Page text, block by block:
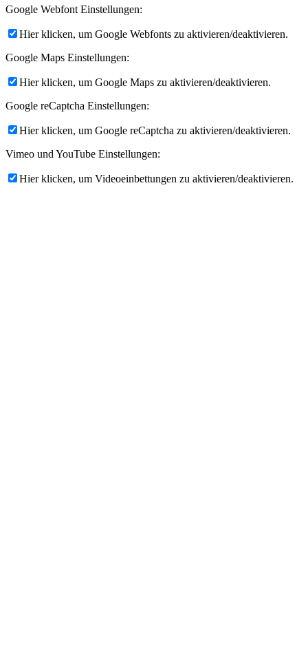
Google Webfont Einstellungen:
Hier klicken, um Google Webfonts zu aktivieren/deaktivieren.
Google Maps Einstellungen:
Hier klicken, um Google Maps zu aktivieren/deaktivieren.
Google reCaptcha Einstellungen:
Hier klicken, um Google reCaptcha zu aktivieren/deaktivieren.
Vimeo und YouTube Einstellungen:
Hier klicken, um Videoeinbettungen zu aktivieren/deaktivieren.